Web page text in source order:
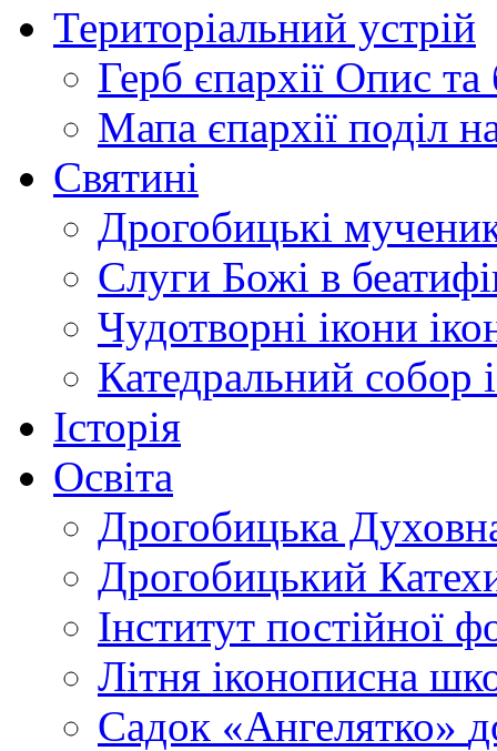
Територіальний устрій
Герб єпархії Опис та
Мапа єпархії поділ
Святині
Дрогобицькі
Слуги Божі в
Чудотворні ікони
Катедральний собор
Історія
Освіта
Дрогобицька
Дрогобицький
Інститут постійної
Літня іконописна
Садок «Ангелятко»